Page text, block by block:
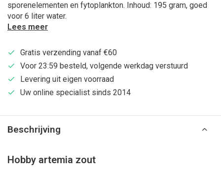
sporenelementen en fytoplankton. Inhoud: 195 gram, goed
voor 6 liter water.
Lees meer
Gratis verzending vanaf €60
Voor 23:59 besteld, volgende werkdag verstuurd
Levering uit eigen voorraad
Uw online specialist sinds 2014
Beschrijving
Hobby artemia zout